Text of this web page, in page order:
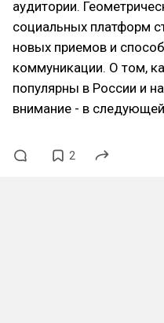
аудитории.
социальных платформ
новых приемов и
коммуникации. О том,
популярны в России и
внимание - в
2